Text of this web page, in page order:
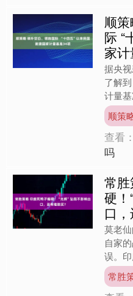
顺
际 “
家
据央
了解
计量
长
报 相
顺策
查看：
吗
常
硬！
口
莫老
自家
误。
家的
机。
常胜